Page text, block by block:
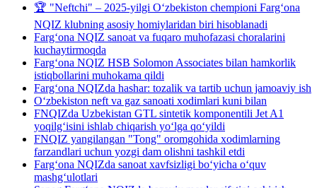
🏆 "Neftchi" – 2025-yilgi O‘zbekiston chempioni Farg‘ona
NQIZ klubning asosiy homiylaridan biri hisoblanadi
Farg‘ona NQIZ sanoat va fuqaro muhofazasi choralarini
kuchaytirmoqda
Farg‘ona NQIZ HSB Solomon Associates bilan hamkorlik
istiqbollarini muhokama qildi
Farg‘ona NQIZda hashar: tozalik va tartib uchun jamoaviy ish
O‘zbekiston neft va gaz sanoati xodimlari kuni bilan
FNQIZda Uzbekistan GTL sintetik komponentili Jet A1
yoqilg‘isini ishlab chiqarish yo‘lga qo‘yildi
FNQIZ yangilangan "Tong" oromgohida xodimlarning
farzandlari uchun yozgi dam olishni tashkil etdi
Farg‘ona NQIZda sanoat xavfsizligi bo‘yicha o‘quv
mashg‘ulotlari